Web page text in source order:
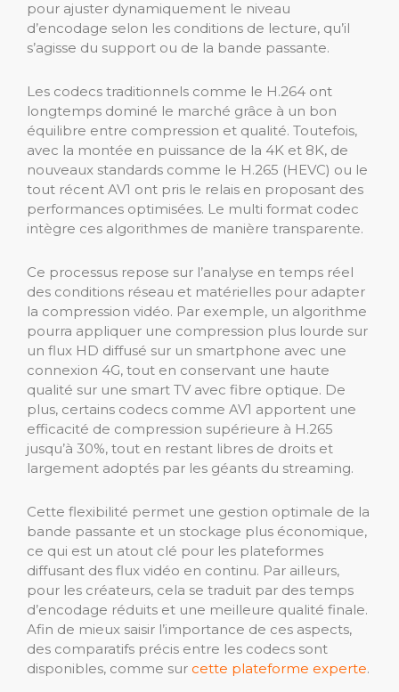
pour ajuster dynamiquement le niveau
d’encodage selon les conditions de lecture, qu’il
s’agisse du support ou de la bande passante.
Les codecs traditionnels comme le H.264 ont
longtemps dominé le marché grâce à un bon
équilibre entre compression et qualité. Toutefois,
avec la montée en puissance de la 4K et 8K, de
nouveaux standards comme le H.265 (HEVC) ou le
tout récent AV1 ont pris le relais en proposant des
performances optimisées. Le multi format codec
intègre ces algorithmes de manière transparente.
Ce processus repose sur l’analyse en temps réel
des conditions réseau et matérielles pour adapter
la compression vidéo. Par exemple, un algorithme
pourra appliquer une compression plus lourde sur
un flux HD diffusé sur un smartphone avec une
connexion 4G, tout en conservant une haute
qualité sur une smart TV avec fibre optique. De
plus, certains codecs comme AV1 apportent une
efficacité de compression supérieure à H.265
jusqu’à 30%, tout en restant libres de droits et
largement adoptés par les géants du streaming.
Cette flexibilité permet une gestion optimale de la
bande passante et un stockage plus économique,
ce qui est un atout clé pour les plateformes
diffusant des flux vidéo en continu. Par ailleurs,
pour les créateurs, cela se traduit par des temps
d’encodage réduits et une meilleure qualité finale.
Afin de mieux saisir l’importance de ces aspects,
des comparatifs précis entre les codecs sont
disponibles, comme sur cette plateforme experte.